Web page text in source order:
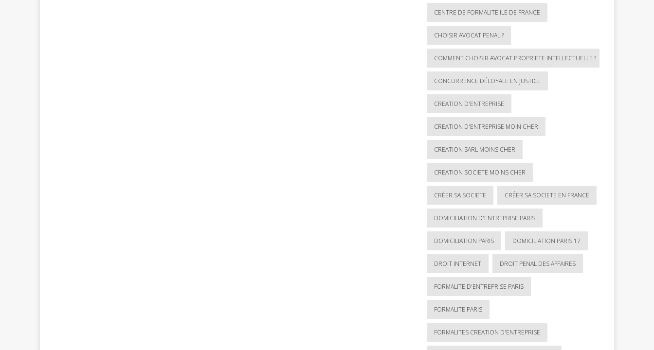
CENTRE DE FORMALITE ILE DE FRANCE
CHOISIR AVOCAT PENAL ?
COMMENT CHOISIR AVOCAT PROPRIETE INTELLECTUELLE ?
CONCURRENCE DÉLOYALE EN JUSTICE
CREATION D'ENTREPRISE
CREATION D'ENTREPRISE MOIN CHER
CREATION SARL MOINS CHER
CREATION SOCIETE MOINS CHER
CRÉER SA SOCIETE CRÉER SA SOCIETE EN FRANCE
DOMICILIATION D'ENTREPRISE PARIS
DOMICILIATION PARIS DOMICILIATION PARIS 17
DROIT INTERNET DROIT PENAL DES AFFAIRES
FORMALITE D'ENTREPRISE PARIS
FORMALITE PARIS
FORMALITES CREATION D'ENTREPRISE